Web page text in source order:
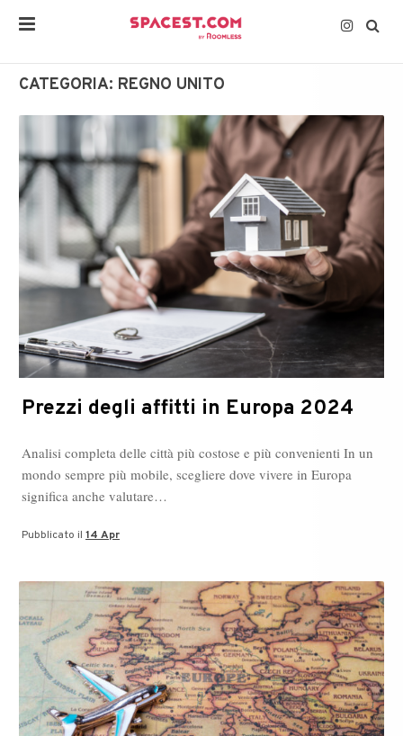
CATEGORIA: REGNO UNITO
Prezzi degli affitti in Europa 2024
Analisi completa delle città più costose e più convenienti In un
mondo sempre più mobile, scegliere dove vivere in Europa
significa anche valutare…
Pubblicato il 14 Apr